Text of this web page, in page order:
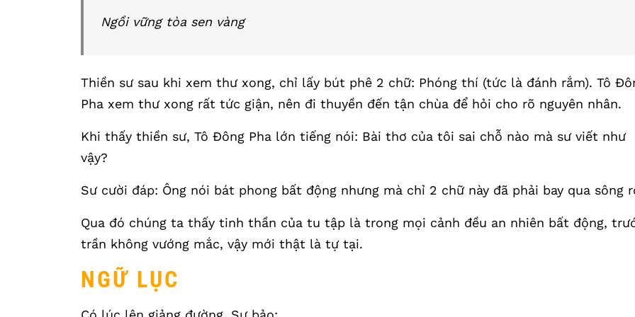
Ngồi vững tòa sen vàng
Thiền sư sau khi xem thư xong, chỉ lấy bút phê 2 chữ: Phóng thí (tức là đánh rắm). Tô
Pha xem thư xong rất tức giận, nên đi thuyền đến tận chùa để hỏi cho rõ nguyên nhân.
Khi thấy thiền sư, Tô Đông Pha lớn tiếng nói: Bài thơ của tôi sai chỗ nào mà sư viết như
vậy?
Sư cười đáp: Ông nói bát phong bất động nhưng mà chỉ 2 chữ này đã phải bay qua sông
Qua đó chúng ta thấy tinh thần của tu tập là trong mọi cảnh đều an nhiên bất động,
trần không vướng mắc, vậy mới thật là tự tại.
NGỮ LỤC